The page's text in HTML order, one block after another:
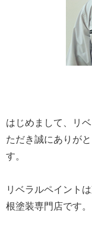
はじめまして、リ
ただき誠にありがと
す。
リベラルペイント
根塗装専門店です。